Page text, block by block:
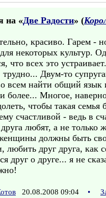
на «Две Радости» (
красиво. Гарем -
некоторых культур.
что всех это
трудно... Двум-то
всем найти общий язык
более... Многое,
чтобы такая семья
счастливой - ведь в
друга любят, а не только
должны быть
любить друг друга, как
друг о друге... я не
20.08.2008 09:04 •